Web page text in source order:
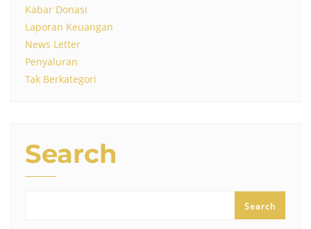
Kabar Donasi
Laporan Keuangan
News Letter
Penyaluran
Tak Berkategori
Search
Search